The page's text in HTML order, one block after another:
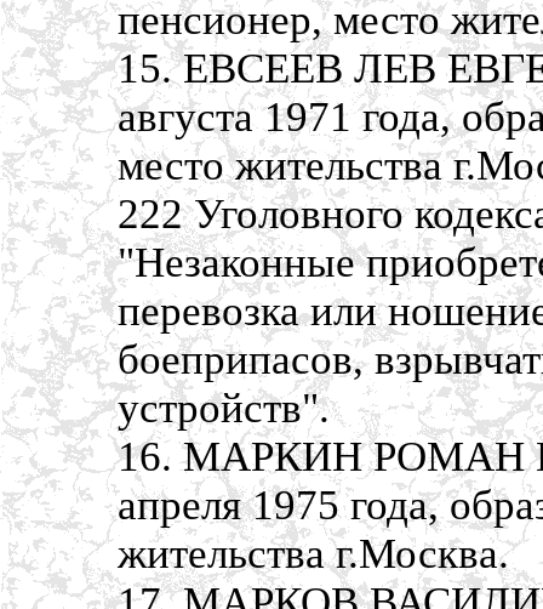
пенсионер, место
15. ЕВСЕЕВ ЛЕВ
августа 1971 года,
место жительства
222 Уголовного
"Незаконные
перевозка или
боеприпасов,
устройств".
16. МАРКИН РОМАН
апреля 1975 года,
жительства г.Москва.